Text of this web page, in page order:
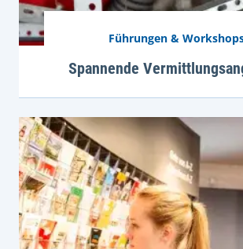
Führungen &
Spannende